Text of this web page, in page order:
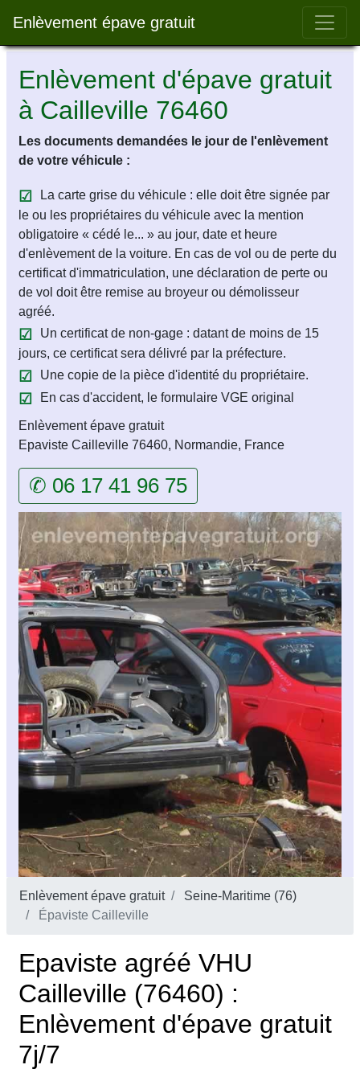
Enlèvement épave gratuit Bar
Enlèvement d'épave gratuit
à Cailleville 76460
Les documents demandées le jour de l'enlèvement
de votre véhicule :
La carte grise du véhicule : elle doit être signée par
le ou les propriétaires du véhicule avec la mention
obligatoire « cédé le... » au jour, date et heure
d'enlèvement de la voiture. En cas de vol ou de perte du
certificat d'immatriculation, une déclaration de perte ou
de vol doit être remise au broyeur ou démolisseur
agréé.
Un certificat de non-gage : datant de moins de 15
jours, ce certificat sera délivré par la préfecture.
Une copie de la pièce d'identité du propriétaire.
En cas d'accident, le formulaire VGE original
Enlèvement épave gratuit
Epaviste Cailleville 76460, Normandie, France
✆ 06 17 41 96 75
Enlèvement épave gratuit
Seine-Maritime (76)
Épaviste Cailleville
Epaviste agréé VHU
Cailleville (76460) :
Enlèvement d'épave gratuit
7j/7